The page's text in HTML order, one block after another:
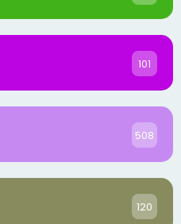
101
508
120